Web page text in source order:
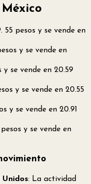
55 pesos y se vende en
y se vende en
y se vende en 20.59
y se vende en 20.55
y se vende en 20.91
y se vende en
Unidos: La actividad